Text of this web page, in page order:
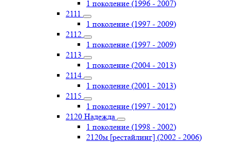
1 поколение (1996 - 2007)
2111
1 поколение (1997 - 2009)
2112
1 поколение (1997 - 2009)
2113
1 поколение (2004 - 2013)
2114
1 поколение (2001 - 2013)
2115
1 поколение (1997 - 2012)
2120 Надежда
1 поколение (1998 - 2002)
2120м [рестайлинг] (2002 - 2006)